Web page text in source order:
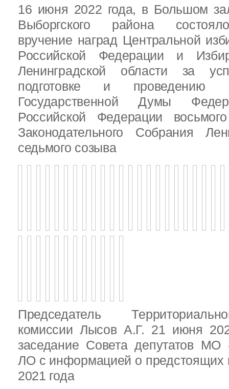
16 июня 2022 года, в Большом
Выборгского района
вручение наград Центральной
Российской Федерации и
Ленинградской области за
подготовке и проведению
Государственной Думы
Российской Федерации
Законодательного Собрания
седьмого созыва
Председатель
комиссии Лысов А.Г. 21 июня
заседание Совета депутатов МО
ЛО с информацией о предстоящих
2021 года